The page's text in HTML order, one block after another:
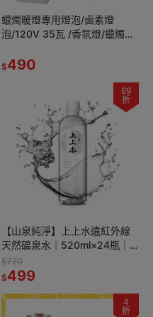
蠟燭暖燈專用燈泡/鹵素燈
泡/120V 35瓦 /香氛燈/蠟燭燈/
$490
69
折
【山泉純淨】上上水遠紅外線
天然礦泉水｜520ml×24瓶｜
健康補水必備💧
$720
$499
4
折